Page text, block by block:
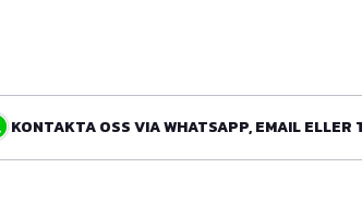
KONTAKTA OSS VIA WHATSAPP, EMAIL ELLER